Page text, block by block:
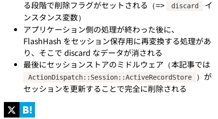
る段階で削除フラグがセットされる（=>
discard
イ
ンスタンス変数）
アプリケーション側の処理が終わった後に、
FlashHash をセッション保存用に再変換する処理があ
り、そこで discard なデータが消される
最後にセッションストアのミドルウェア（本記事では
ActionDispatch::Session::ActiveRecordStore
）が
セッションを更新することで完全に削除される